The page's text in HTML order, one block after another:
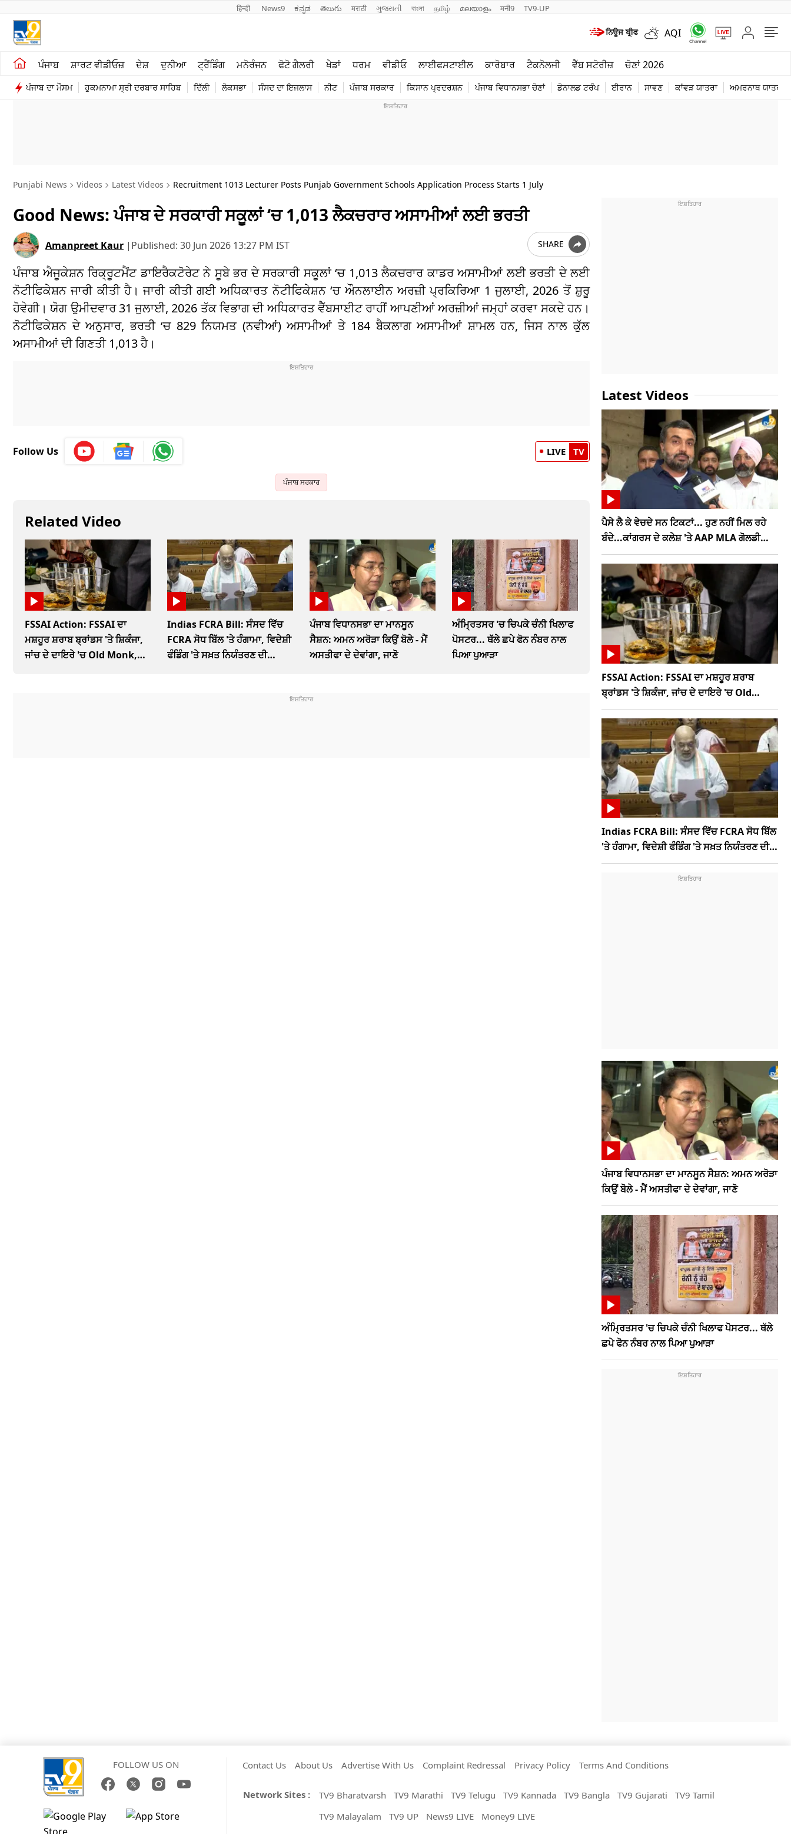
हिन्दी News9 ಕನ್ನಡ తెలుగు मराठी ગુજરાતી বাংলা தமிழ் മലയാളം मनी9 TV9-UP
AQI
ਪੰਜਾਬ ਸ਼ਾਰਟ ਵੀਡੀਓਜ਼ ਦੇਸ਼ ਦੁਨੀਆ ਟ੍ਰੈਂਡਿੰਗ ਮਨੋਰੰਜਨ ਫੋਟੋ ਗੈਲਰੀ ਖੇਡਾਂ ਧਰਮ ਵੀਡੀਓ ਲਾਈਫਸਟਾਈਲ ਕਾਰੋਬਾਰ ਟੈਕਨੋਲਜੀ ਵੈੱਬ ਸਟੋਰੀਜ਼ ਚੋਣਾਂ 2026
ਪੰਜਾਬ ਦਾ ਮੌਸਮ ਹੁਕਮਨਾਮਾ ਸ੍ਰੀ ਦਰਬਾਰ ਸਾਹਿਬ ਦਿੱਲੀ ਲੋਕਸਭਾ ਸੰਸਦ ਦਾ ਇਜਲਾਸ ਨੀਟ ਪੰਜਾਬ ਸਰਕਾਰ ਕਿਸਾਨ ਪ੍ਰਦਰਸ਼ਨ ਪੰਜਾਬ ਵਿਧਾਨਸਭਾ ਚੋਣਾਂ ਡੋਨਾਲਡ ਟਰੰਪ ਈਰਾਨ ਸਾਵਣ ਕਾਂਵੜ ਯਾਤਰਾ ਅਮਰਨਾਥ ਯਾਤਰਾ
ਖੇਤੀਬਾੜੀ
ਸ਼ਾਰਟ ਵੀਡੀਓਜ਼
ਮਨੋਰੰਜਨ
ਪੰਜਾਬ
ਟੈਕਨੋਲਜੀ
ਦੁਨੀਆ
Punjabi News Videos Latest Videos Recruitment 1013 Lecturer Posts Punjab Government Schools Application Process Starts 1 July
Good News: ਪੰਜਾਬ ਦੇ ਸਰਕਾਰੀ ਸਕੂਲਾਂ ‘ਚ 1,013 ਲੈਕਚਰਾਰ ਅਸਾਮੀਆਂ ਲਈ ਭਰਤੀ
Amanpreet Kaur | Published: 30 Jun 2026 13:27 PM IST SHARE
ਪੰਜਾਬ ਐਜੂਕੇਸ਼ਨ ਰਿਕ੍ਰੂਟਮੈਂਟ ਡਾਇਰੈਕਟੋਰੇਟ ਨੇ ਸੂਬੇ ਭਰ ਦੇ ਸਰਕਾਰੀ ਸਕੂਲਾਂ ‘ਚ 1,013 ਲੈਕਚਰਾਰ ਕਾਡਰ ਅਸਾਮੀਆਂ ਲਈ ਭਰਤੀ ਦੇ ਲਈ
ਨੋਟੀਫਿਕੇਸ਼ਨ ਜਾਰੀ ਕੀਤੀ ਹੈ। ਜਾਰੀ ਕੀਤੀ ਗਈ ਅਧਿਕਾਰਤ ਨੋਟੀਫਿਕੇਸ਼ਨ ‘ਚ ਔਨਲਾਈਨ ਅਰਜ਼ੀ ਪ੍ਰਕਿਰਿਆ 1 ਜੁਲਾਈ, 2026 ਤੋਂ ਸ਼ੁਰੂ
ਹੋਵੇਗੀ। ਯੋਗ ਉਮੀਦਵਾਰ 31 ਜੁਲਾਈ, 2026 ਤੱਕ ਵਿਭਾਗ ਦੀ ਅਧਿਕਾਰਤ ਵੈੱਬਸਾਈਟ ਰਾਹੀਂ ਆਪਣੀਆਂ ਅਰਜ਼ੀਆਂ ਜਮ੍ਹਾਂ ਕਰਵਾ ਸਕਦੇ ਹਨ।
ਨੋਟੀਫਿਕੇਸ਼ਨ ਦੇ ਅਨੁਸਾਰ, ਭਰਤੀ ‘ਚ 829 ਨਿਯਮਤ (ਨਵੀਆਂ) ਅਸਾਮੀਆਂ ਤੇ 184 ਬੈਕਲਾਗ ਅਸਾਮੀਆਂ ਸ਼ਾਮਲ ਹਨ, ਜਿਸ ਨਾਲ ਕੁੱਲ
ਅਸਾਮੀਆਂ ਦੀ ਗਿਣਤੀ 1,013 ਹੈ।
Follow Us LIVE TV
ਪੰਜਾਬ ਸਰਕਾਰ
Related Video
FSSAI Action: FSSAI ਦਾ
ਮਸ਼ਹੂਰ ਸ਼ਰਾਬ ਬ੍ਰਾਂਡਸ 'ਤੇ ਸ਼ਿਕੰਜਾ,
ਜਾਂਚ ਦੇ ਦਾਇਰੇ 'ਚ Old Monk,
Indias FCRA Bill: ਸੰਸਦ ਵਿੱਚ
FCRA ਸੋਧ ਬਿੱਲ 'ਤੇ ਹੰਗਾਮਾ, ਵਿਦੇਸ਼ੀ
ਫੰਡਿੰਗ 'ਤੇ ਸਖ਼ਤ ਨਿਯੰਤਰਣ ਦੀ
ਪੰਜਾਬ ਵਿਧਾਨਸਭਾ ਦਾ ਮਾਨਸੂਨ
ਸੈਸ਼ਨ: ਅਮਨ ਅਰੋੜਾ ਕਿਉਂ ਬੋਲੇ - ਮੈਂ
ਅਸਤੀਫਾ ਦੇ ਦੇਵਾਂਗਾ, ਜਾਣੋ
ਅੰਮ੍ਰਿਤਸਰ 'ਚ ਚਿਪਕੇ ਚੰਨੀ ਖਿਲਾਫ
ਪੋਸਟਰ... ਥੱਲੇ ਛਪੇ ਫੋਨ ਨੰਬਰ ਨਾਲ
ਪਿਆ ਪੁਆੜਾ
Latest Videos
ਪੈਸੇ ਲੈ ਕੇ ਵੇਚਦੇ ਸਨ ਟਿਕਟਾਂ... ਹੁਣ ਨਹੀਂ ਮਿਲ ਰਹੇ
ਬੰਦੇ...ਕਾਂਗਰਸ ਦੇ ਕਲੇਸ਼ 'ਤੇ AAP MLA ਗੋਲਡੀ
ਕੰਬੋਜ ਦਾ ਤਿੱਖਾ ਤੰਜ
FSSAI Action: FSSAI ਦਾ ਮਸ਼ਹੂਰ ਸ਼ਰਾਬ
ਬ੍ਰਾਂਡਸ 'ਤੇ ਸ਼ਿਕੰਜਾ, ਜਾਂਚ ਦੇ ਦਾਇਰੇ 'ਚ Old
Monk, McDowells
Indias FCRA Bill: ਸੰਸਦ ਵਿੱਚ FCRA ਸੋਧ ਬਿੱਲ
'ਤੇ ਹੰਗਾਮਾ, ਵਿਦੇਸ਼ੀ ਫੰਡਿੰਗ 'ਤੇ ਸਖ਼ਤ ਨਿਯੰਤਰਣ ਦੀ
ਤਿਆਰੀ
ਪੰਜਾਬ ਵਿਧਾਨਸਭਾ ਦਾ ਮਾਨਸੂਨ ਸੈਸ਼ਨ: ਅਮਨ ਅਰੋੜਾ
ਕਿਉਂ ਬੋਲੇ - ਮੈਂ ਅਸਤੀਫਾ ਦੇ ਦੇਵਾਂਗਾ, ਜਾਣੋ
ਅੰਮ੍ਰਿਤਸਰ 'ਚ ਚਿਪਕੇ ਚੰਨੀ ਖਿਲਾਫ ਪੋਸਟਰ... ਥੱਲੇ
ਛਪੇ ਫੋਨ ਨੰਬਰ ਨਾਲ ਪਿਆ ਪੁਆੜਾ
FOLLOW US ON Contact Us About Us Advertise With Us Complaint Redressal Privacy Policy Terms And Conditions
Network Sites : TV9 Bharatvarsh TV9 Marathi TV9 Telugu TV9 Kannada TV9 Bangla TV9 Gujarati
TV9 Tamil
TV9 Malayalam
TV9 UP News9 LIVE Money9 LIVE